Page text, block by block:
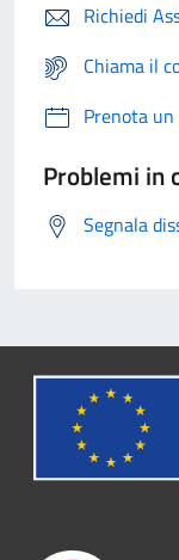
Richiedi
Chiama il
Prenota
Problemi in
Segnala